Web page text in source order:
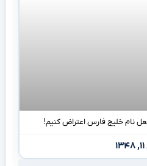
نام خلیج فارس اعتراض کنیم!